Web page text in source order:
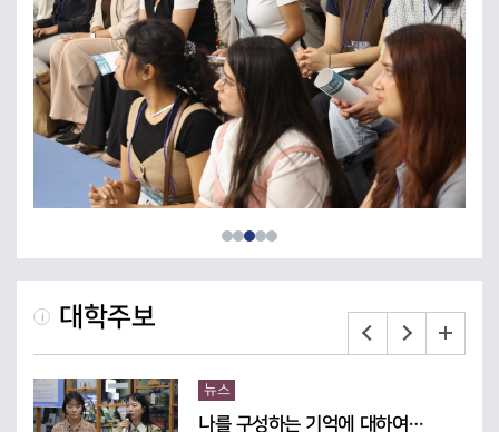
대학주보
뉴스
나를 구성하는 기억에 대하여…